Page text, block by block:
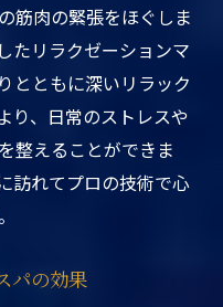
筋肉の緊張をほぐしま
たリラクゼーションマ
とともに深いリラック
り、日常のストレスや
整えることができま
訪れてプロの技術で心
パの効果